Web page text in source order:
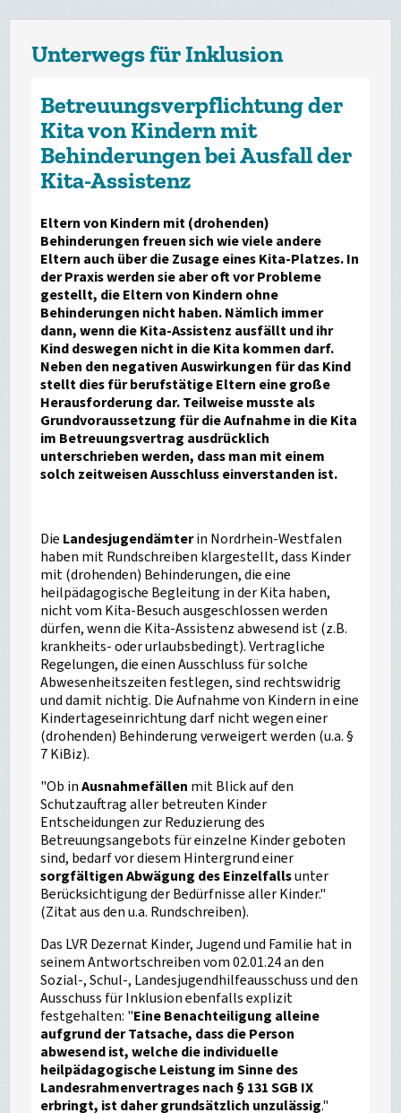
Unterwegs für Inklusion
Betreuungsverpflichtung der
Kita von Kindern mit
Behinderungen bei Ausfall der
Kita-Assistenz
Eltern von Kindern mit (drohenden)
Behinderungen freuen sich wie viele andere
Eltern auch über die Zusage eines Kita-Platzes. In
der Praxis werden sie aber oft vor Probleme
gestellt, die Eltern von Kindern ohne
Behinderungen nicht haben. Nämlich immer
dann, wenn die Kita-Assistenz ausfällt und ihr
Kind deswegen nicht in die Kita kommen darf.
Neben den negativen Auswirkungen für das Kind
stellt dies für berufstätige Eltern eine große
Herausforderung dar. Teilweise musste als
Grundvoraussetzung für die Aufnahme in die Kita
im Betreuungsvertrag ausdrücklich
unterschrieben werden, dass man mit einem
solch zeitweisen Ausschluss einverstanden ist.
Die Landesjugendämterin Nordrhein-Westfalen
haben mit Rundschreiben klargestellt, dass Kinder
mit (drohenden) Behinderungen, die eine
heilpädagogische Begleitung in der Kita haben,
nicht vom Kita-Besuch ausgeschlossen werden
dürfen, wenn die Kita-Assistenz abwesend ist (z.B.
krankheits- oder urlaubsbedingt). Vertragliche
Regelungen, die einen Ausschluss für solche
Abwesenheitszeiten festlegen, sind rechtswidrig
und damit nichtig. Die Aufnahme von Kindern in eine
Kindertageseinrichtung darf nicht wegen einer
(drohenden) Behinderung verweigert werden (u.a. §
7 KiBiz).
"Ob inAusnahmefällen mit Blick auf den
Schutzauftrag aller betreuten Kinder
Entscheidungen zur Reduzierung des
Betreuungsangebots für einzelne Kinder geboten
sind, bedarf vor diesem Hintergrund einer
sorgfältigen Abwägung des Einzelfallsunter
Berücksichtigung der Bedürfnisse aller Kinder."
(Zitat aus den u.a. Rundschreiben).
Das LVR Dezernat Kinder, Jugend und Familie hat in
seinem Antwortschreiben vom 02.01.24 an den
Sozial-, Schul-, Landesjugendhilfeausschuss und den
Ausschuss für Inklusion ebenfalls explizit
festgehalten: "Eine Benachteiligung alleine
aufgrund der Tatsache, dass die Person
abwesend ist, welche die individuelle
heilpädagogische Leistung im Sinne des
Landesrahmenvertrages nach § 131 SGB IX
erbringt, ist daher grundsätzlich unzulässig."